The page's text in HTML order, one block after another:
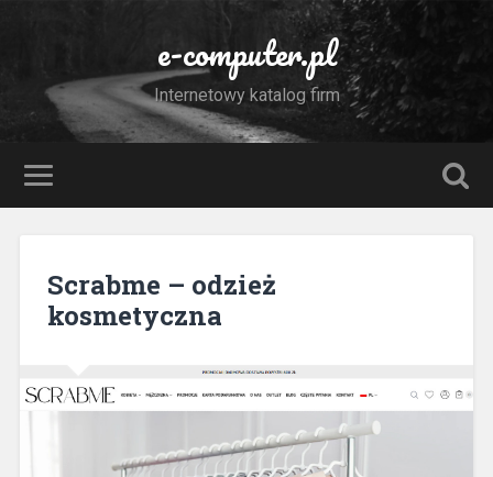
e-computer.pl
Internetowy katalog firm
Scrabme – odzież
kosmetyczna